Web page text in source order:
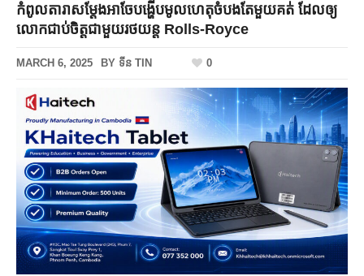
កំពូលតារាសម្ដែងអាចែបង្ហើបមូលហេតុចំបងតែមួយគត់ ដែលឲ្យ
លោកជាប់ចិត្តជាមួយរថយន្ត Rolls-Royce
MARCH 6, 2025 BY ទីន TIN 0